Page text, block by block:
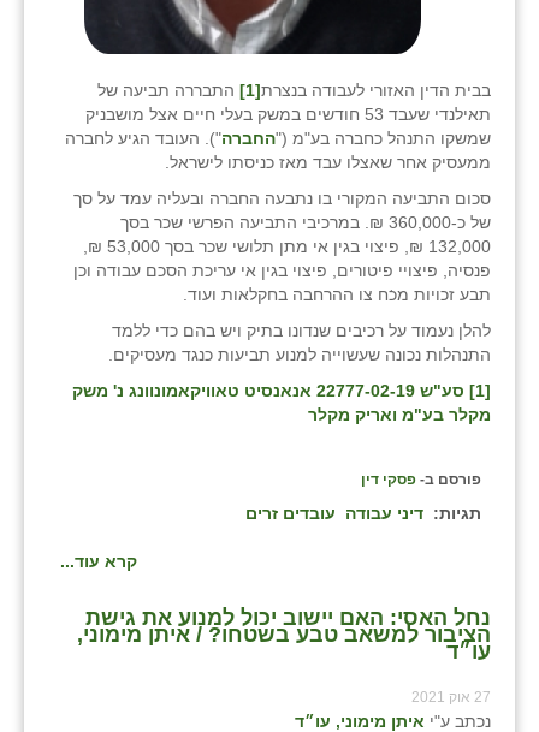
בבית הדין האזורי לעבודה בנצרת[1]
התבררה תביעה של
תאילנדי שעבד 53 חודשים במשק בעלי חיים אצל מושבניק
שמשקו התנהל כחברה בע"מ ("החברה"). העובד הגיע לחברה
ממעסיק אחר שאצלו עבד מאז כניסתו לישראל.
סכום התביעה המקורי בו נתבעה החברה ובעליה עמד על סך
של כ-360,000 ₪. במרכיבי התביעה הפרשי שכר בסך
132,000 ₪, פיצוי בגין אי מתן תלושי שכר בסך 53,000 ₪,
פנסיה, פיצויי פיטורים, פיצוי בגין אי עריכת הסכם עבודה וכן
תבע זכויות מכ͘ח צו ההרחבה בחקלאות ועוד.
להלן נעמוד על רכיבים שנדונו בתיק ויש בהם כדי ללמד
התנהלות נכונה שעשוייה למנוע תביעות כנגד מעסיקים.
[1]
סע"ש 22777-02-19 אנאנסיט טאוויקאמונוונג נ' משק
מקלר בע"מ ואריק מקלר
פורסם ב- פסקי דין
תגיות: דיני עבודה עובדים זרים
קרא עוד...
נחל האסי: האם יישוב יכול למנוע את גישת
הציבור למשאב טבע בשטחו? / איתן מימוני,
עו״ד
27 אוק 2021
נכתב ע"י איתן מימוני, עו״ד